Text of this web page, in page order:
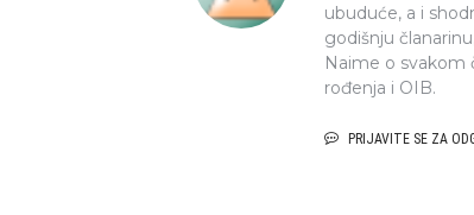
ubuduće, a i
godišnju
Naime o svakom
rođenja i OIB.
PRIJAVITE SE ZA